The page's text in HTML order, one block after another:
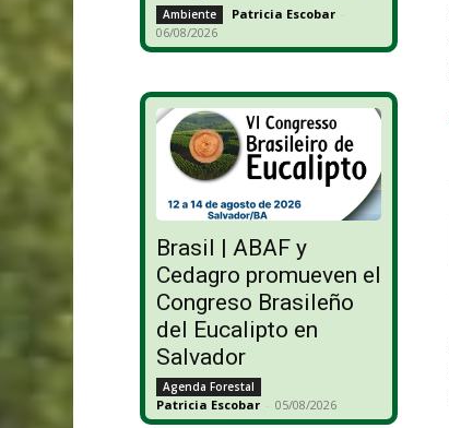
Ambiente Patricia Escobar -
06/08/2026
Brasil | ABAF y
Cedagro promueven el
Congreso Brasileño
del Eucalipto en
Salvador
Agenda Forestal
Patricia Escobar - 05/08/2026